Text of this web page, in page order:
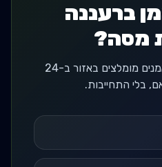
ברעננה
מסה?
נשלח לכם רשימת 3 מאמנים מומלצים באזור ב-24
בלי התחייבות.